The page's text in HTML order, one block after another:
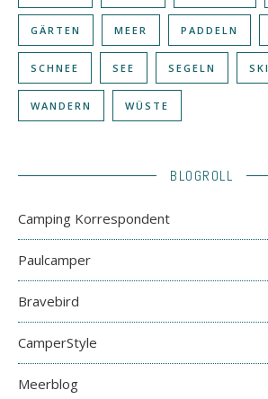
GÄRTEN MEER PADDELN
SCHNEE SEE SEGELN SKI
WANDERN WÜSTE
BLOGROLL
Camping Korrespondent
Paulcamper
Bravebird
CamperStyle
Meerblog